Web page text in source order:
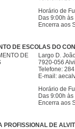
Horário de
Das 9:00h
Encerra aos
DE ESCOLAS DO
Largo D.
7920-056
Telefone:
E-mail:
Horário de
Das 9:00h
Encerra aos
PROFISSIONAL DE